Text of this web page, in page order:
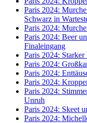
Paris 2024:
Schwarz in
Paris 2024:
Paris 2024: Beer
Finaleingang
Paris 2024:
Paris 2024:
Paris 2024:
Paris 2024:
Paris 2024:
Unruh
Paris 2024: Skeet
Paris 2024: